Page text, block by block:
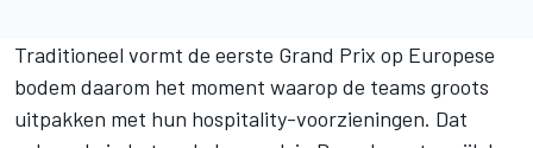
Traditioneel vormt de eerste Grand Prix op Europese
bodem daarom het moment waarop de teams groots
uitpakken met hun hospitality-voorzieningen. Dat